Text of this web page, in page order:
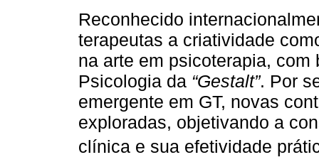
Reconhecido
terapeutas a criatividade
na arte em psicoterapia,
Psicologia da “Gestalt”. Por
emergente em GT, novas
exploradas, objetivando a
clínica e sua efetividade